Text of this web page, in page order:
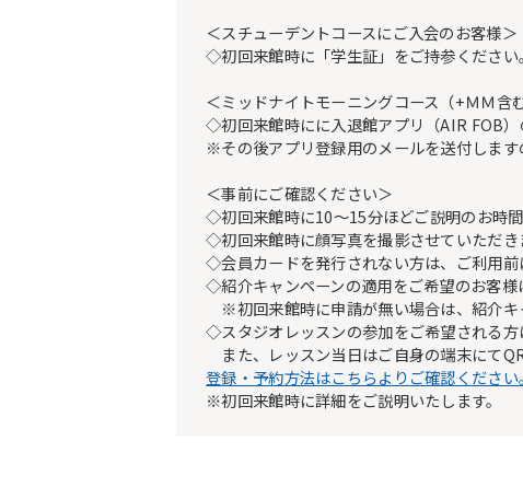
＜スチューデントコースにご入会のお客様＞
◇初回来館時に「学生証」をご持参ください。
＜ミッドナイトモーニングコース（+ＭＭ含
◇初回来館時にに入退館アプリ（AIR FOB）
※その後アプリ登録用のメールを送付します
＜事前にご確認ください＞
◇初回来館時に10～15分ほどご説明のお時間
◇初回来館時に顔写真を撮影させていただき
◇会員カードを発行されない方は、ご利用前
◇紹介キャンペーンの適用をご希望のお客様
※初回来館時に申請が無い場合は、紹介キ
◇スタジオレッスンの参加をご希望される方
また、レッスン当日はご自身の端末にて
登録・予約方法はこちらよりご確認ください。
※初回来館時に詳細をご説明いたします。